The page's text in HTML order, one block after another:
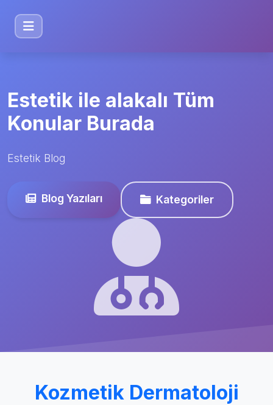
Estetik ile alakalı Tüm
Konular Burada
Estetik Blog
Blog Yazıları Kategoriler
Kozmetik Dermatoloji